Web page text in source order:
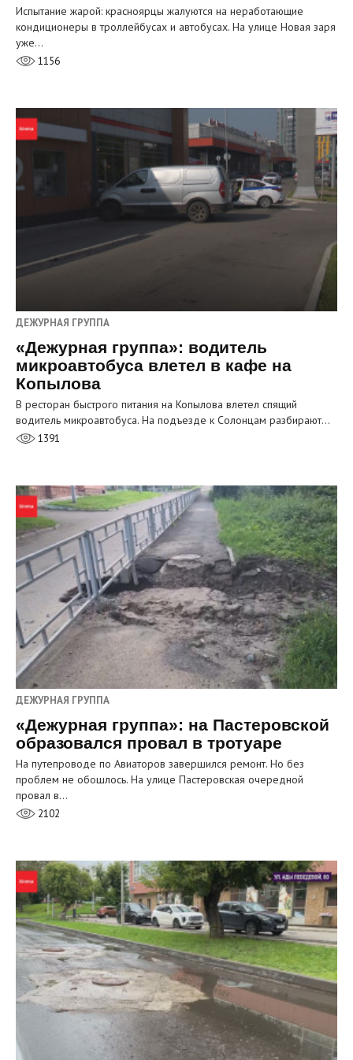
Испытание жарой: красноярцы жалуются на неработающие
кондиционеры в троллейбусах и автобусах. На улице Новая заря
уже…
1156
ДЕЖУРНАЯ ГРУППА
«Дежурная группа»: водитель
микроавтобуса влетел в кафе на
Копылова
В ресторан быстрого питания на Копылова влетел спящий
водитель микроавтобуса. На подъезде к Солонцам разбирают…
1391
ДЕЖУРНАЯ ГРУППА
«Дежурная группа»: на Пастеровской
образовался провал в тротуаре
На путепроводе по Авиаторов завершился ремонт. Но без
проблем не обошлось. На улице Пастеровская очередной
провал в…
2102